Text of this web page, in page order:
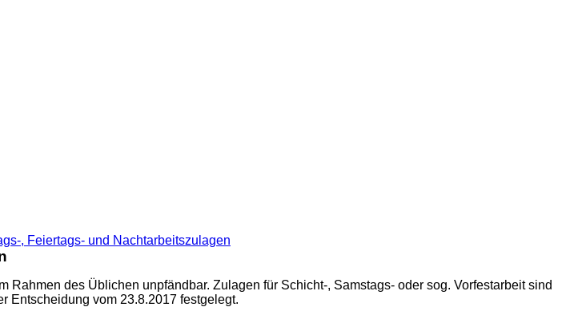
, Feiertags- und Nachtarbeitszulagen
des Üblichen unpfändbar. Zulagen für Schicht-, Samstags- oder sog. Vorfestarbeit sind
Entscheidung vom 23.8.2017 festgelegt.